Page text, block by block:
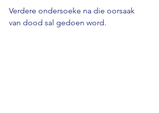
Verdere ondersoeke na die oorsaak
van dood sal gedoen word.